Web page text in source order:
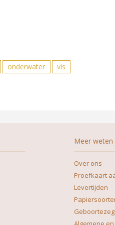
onderwater vis
Meer weten
Over ons
Proefkaart
Levertijden